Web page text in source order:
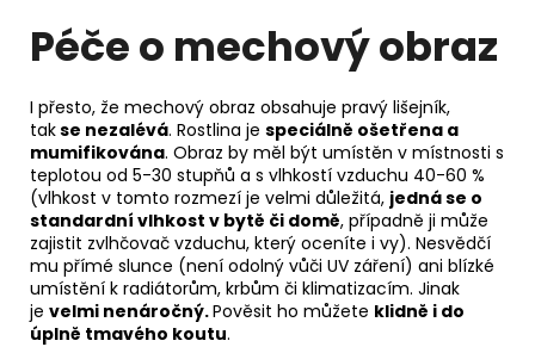
Péče o mechový obraz
I přesto, že mechový obraz obsahuje pravý lišejník,
takse nezalévá. Rostlina je speciálně ošetřena a
mumifikována. Obraz by měl být umístěn v místnosti s
teplotou od 5-30 stupňů a s vlhkostí vzduchu 40-60 %
(vlhkost v tomto rozmezí je velmi důležitá, jedná se o
standardní vlhkost v bytě či domě, případně ji může
zajistit zvlhčovač vzduchu, který oceníte i vy). Nesvědčí
mu přímé slunce (není odolný vůči UV záření) ani blízké
umístění k radiátorům, krbům či klimatizacím. Jinak
je velmi nenáročný.Pověsit ho můžete klidně i do
úplně tmavého koutu.